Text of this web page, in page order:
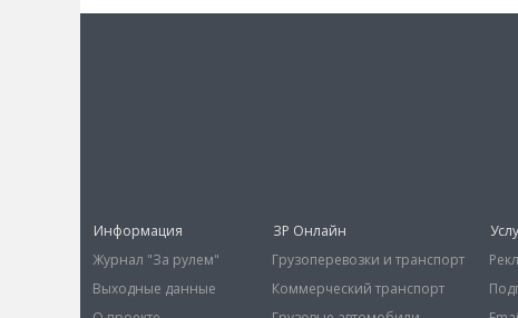
Информация
Журнал "За рулем"
Выходные данные
ЗР Онлайн
Грузоперевозки и транспорт
Коммерческий транспорт